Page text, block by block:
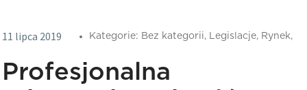
11 lipca 2019 Kategorie: Bez kategorii, Legislacje, Rynek,
Profesjonalna